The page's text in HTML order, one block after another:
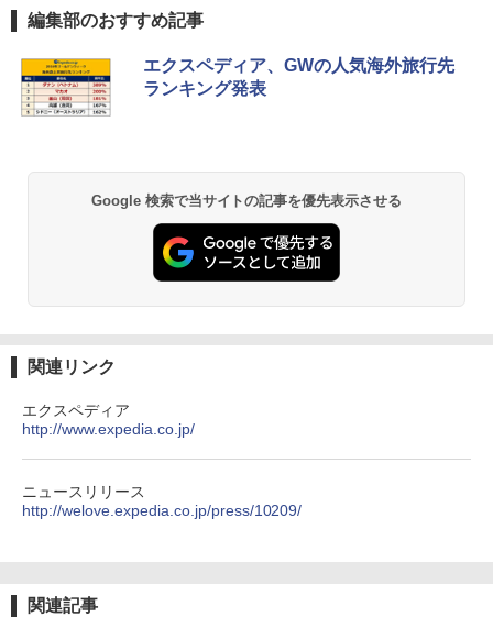
[キャンパーズコレクション 山善] ポップアッ
プテント 傘みたいに広げて畳める パッとサ
ッとサンシェード キューブ フルクローズ メ
ッシュ 簡単設置 ワンタッチテント キャンプ
&ハイキング カーキ PATC-150(KH)
PYKES PEAK (パイクスピーク) 着替えテン
ト プライバシー テント 【中が透けない】 1
人用 折りたたみ 防災グッズ 災害用トイレ ビ
ーチ ピクニック ポップアップテント 携帯 簡
易 トイレテント (グレー)
￥4,980
[キャンパーズコレクション 山善] 傘みたいに
DEWEL パラソル 大型 ビーチ アウトドアパ
ラソル ガーデン サイトシート付 折りたたみ
防水 UVカット 4段階高さ調整 軽量 収納袋付
き
熊撃退スプレー 熊よけスプレー 熊スプレー
【日本企業販売】超強力クマ対策スプレー 30
0ml（連続噴射30秒）110ml（連続噴射15
秒）射程5～10m 安全ロック搭載 携帯収納袋
付き ヒグマ・イノシシ対策 自治体・教育機
関の購入実績 登山・キャンプ・アウトドア・
防災用品 長期保存可能 緊急時用 日本国内発
送
026リニューアル 急速冷凍 空間倍増 衛生的
編集部のおすすめ記事
エクスペディア、GWの人気海外旅行先
ランキング発表
Google 検索で当サイトの記事を優先表示させる
関連リンク
エクスペディア
http://www.expedia.co.jp/
ニュースリリース
http://welove.expedia.co.jp/press/10209/
関連記事